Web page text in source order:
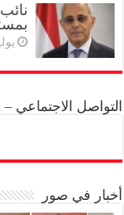
يوليو
التواصل الاجتماعي – Social Media
أخبار في صور